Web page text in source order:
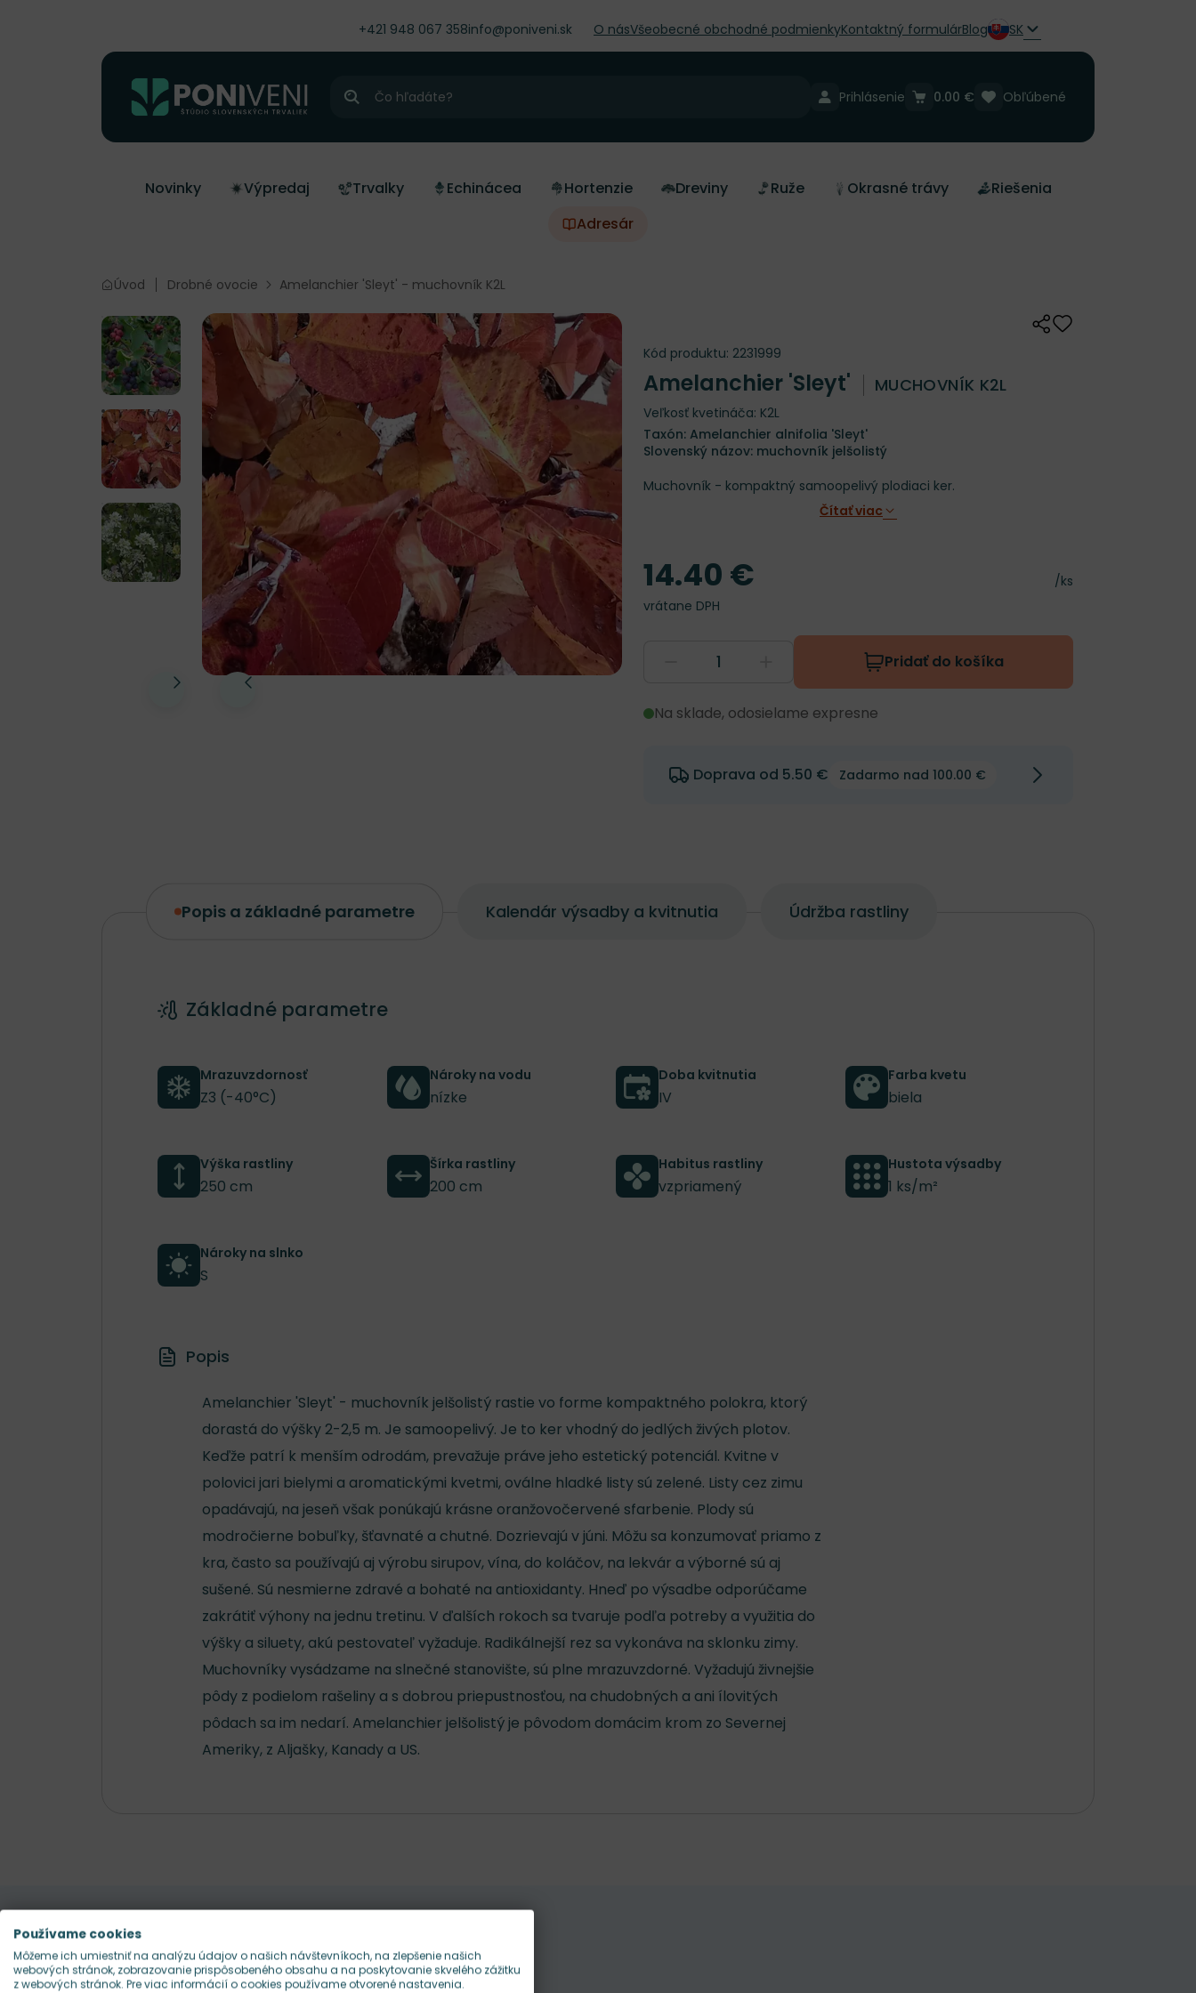
+421 948 067 358info@poniveni.sk O násVšeobecné obchodné podmienkyKontaktný formulárBlog SK
Hľadať
Prihlásenie Obľúbené
0.00 €
Novinky Výpredaj Trvalky Echinácea Hortenzie Dreviny Ruže Okrasné trávy
Riešenia
Adresár
Úvod Drobné ovocie Amelanchier 'Sleyt' - muchovník K2L
ZdieľaťOdober do
Kód produktu: 2231999
Amelanchier 'Sleyt' MUCHOVNÍK K2L
Veľkosť kvetináča: K2L
Taxón: Amelanchier alnifolia 'Sleyt'
Slovenský názov: muchovník jelšolistý
Muchovník - kompaktný samoopelivý plodiaci ker.
Čítať viac
Cena za kus
/ks
Cena
14.40 €
vrátane DPH
Pridať do košíka
Na sklade, odosielame expresne
Doprava od 5.50 € Zadarmo nad 100.00 €
Popis a základné parametre Kalendár výsadby a kvitnutia Údržba rastliny
Popis a základné parametre
Základné parametre
Mrazuvzdornosť
Z3 (-40°C)
Nároky na vodu
nízke
Doba kvitnutia
IV
Farba kvetu
biela
Výška rastliny
250 cm
Šírka rastliny
200 cm
Habitus rastliny
vzpriamený
Hustota výsadby
1 ks/m²
Nároky na slnko
S
Popis
Amelanchier 'Sleyt' - muchovník jelšolistý rastie vo forme kompaktného polokra, ktorý
dorastá do výšky 2-2,5 m. Je samoopelivý. Je to ker vhodný do jedlých živých plotov.
Keďže patrí k menším odrodám, prevažuje práve jeho estetický potenciál. Kvitne v
polovici jari bielymi a aromatickými kvetmi, oválne hladké listy sú zelené. Listy cez zimu
opadávajú, na jeseň však ponúkajú krásne oranžovočervené sfarbenie. Plody sú
modročierne bobuľky, šťavnaté a chutné. Dozrievajú v júni. Môžu sa konzumovať priamo z
kra, často sa používajú aj výrobu sirupov, vína, do koláčov, na lekvár a výborné sú aj
sušené. Sú nesmierne zdravé a bohaté na antioxidanty. Hneď po výsadbe odporúčame
zakrátiť výhony na jednu tretinu. V ďalších rokoch sa tvaruje podľa potreby a využitia do
výšky a siluety, akú pestovateľ vyžaduje. Radikálnejší rez sa vykonáva na sklonku zimy.
Muchovníky vysádzame na slnečné stanovište, sú plne mrazuvzdorné. Vyžadujú živnejšie
pôdy z podielom rašeliny a s dobrou priepustnosťou, na chudobných a ani ílovitých
pôdach sa im nedarí. Amelanchier jelšolistý je pôvodom domácim krom zo Severnej
Ameriky, z Aljašky, Kanady a US.
Pekne sa dopĺňajú s
Používame cookies
Môžeme ich umiestniť na analýzu údajov o našich návštevníkoch, na zlepšenie našich
webových stránok, zobrazovanie prispôsobeného obsahu a na poskytovanie skvelého zážitku
z webových stránok. Pre viac informácií o cookies používame otvorené nastavenia.